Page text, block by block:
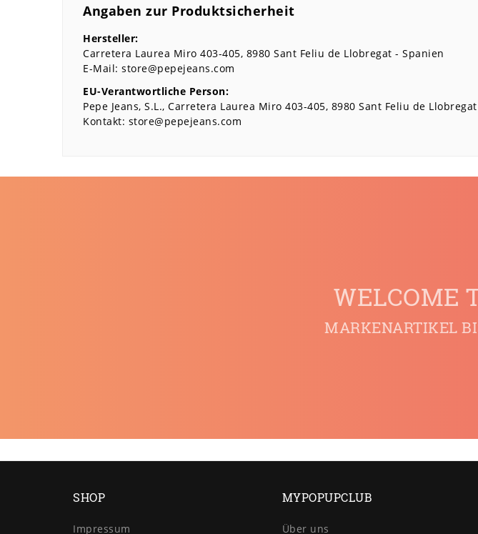
Angaben zur Produktsicherheit
Hersteller:
Carretera Laurea Miro 403-405 8980 Sant Feliu de Llobregat
Spanien
E-Mail: store@pepejeans.com
EU-Verantwortliche Person:
Pepe Jeans, S.L. Carretera Laurea Miro 403-405 8980 Sant Feliu de Llobregat
Kontakt: store@pepejeans.com
WELCOME
MARKENARTIKEL
SHOP
Impressum
MYPOPUPCLUB
Über uns